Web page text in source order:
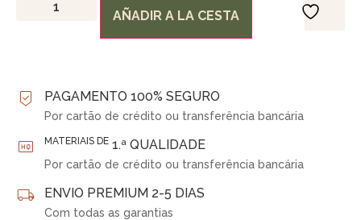
AÑADIR A LA CESTA
PAGAMENTO 100% SEGURO
Por cartão de crédito ou transferência bancária
MATERIAIS DE 1.ª QUALIDADE
Por cartão de crédito ou transferência bancária
ENVIO PREMIUM 2-5 DIAS
Com todas as garantias